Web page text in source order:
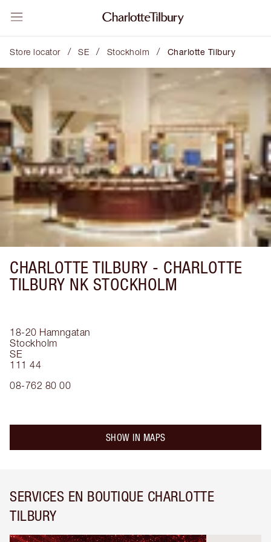
Store locator / SE / Stockholm / Charlotte Tilbury
CHARLOTTE TILBURY - CHARLOTTE
TILBURY NK STOCKHOLM
18-20 Hamngatan
Stockholm
SE
111 44
08-762 80 00
SHOW IN MAPS
SERVICES EN BOUTIQUE CHARLOTTE
TILBURY